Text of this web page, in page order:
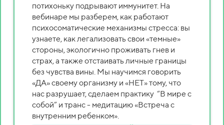
потихоньку подрывают иммунитет. На
вебинаре мы разберем, как работают
психосоматические механизмы стресса: вы
узнаете, как легализовать свои «темные»
стороны, экологично проживать гнев и
страх, а также отстаивать личные границы
без чувства вины. Мы научимся говорить
«ДА» своему организму и «НЕТ» тому, что
нас разрушает, сделаем практику “В мире с
собой” и транс - медитацию «Встреча с
внутренним ребенком».